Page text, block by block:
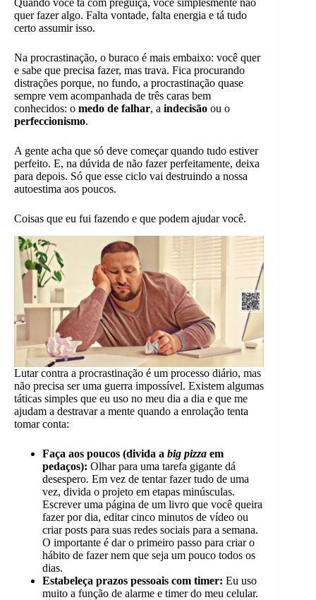
Quando você tá com preguiça, você simplesmente não
quer fazer algo. Falta vontade, falta energia e tá tudo
certo assumir isso.
Na procrastinação, o buraco é mais embaixo: você quer
e sabe que precisa fazer, mas trava. Fica procurando
distrações porque, no fundo, a procrastinação quase
sempre vem acompanhada de três caras bem
conhecidos: o medo de falhar, a indecisão ou o
perfeccionismo.
A gente acha que só deve começar quando tudo estiver
perfeito. E, na dúvida de não fazer perfeitamente, deixa
para depois. Só que esse ciclo vai destruindo a nossa
autoestima aos poucos.
Coisas que eu fui fazendo e que podem ajudar você.
Lutar contra a procrastinação é um processo diário, mas
não precisa ser uma guerra impossível. Existem algumas
táticas simples que eu uso no meu dia a dia e que me
ajudam a destravar a mente quando a enrolação tenta
tomar conta:
Faça aos poucos (divida a big pizza em
pedaços): Olhar para uma tarefa gigante dá
desespero. Em vez de tentar fazer tudo de uma
vez, divida o projeto em etapas minúsculas.
Escrever uma página de um livro que você queira
fazer por dia, editar cinco minutos de vídeo ou
criar posts para suas redes sociais para a semana.
O importante é dar o primeiro passo para criar o
hábito de fazer nem que seja um pouco todos os
dias.
Estabeleça prazos pessoais com timer: Eu uso
muito a função de alarme e timer do meu celular.